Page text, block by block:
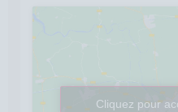
Cliquez pour